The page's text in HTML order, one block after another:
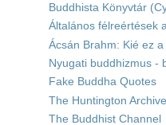
Buddhista Könyvtár
Általános félreértések
Ácsán Brahm: Kié ez
Nyugati buddhizmus -
Fake Buddha Quotes
The Huntington
The Buddhist Channel